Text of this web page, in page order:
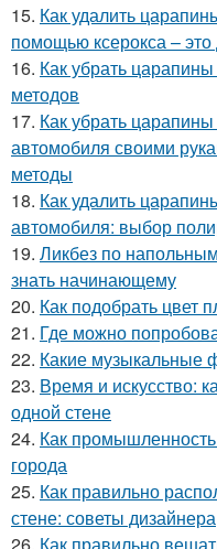
15. Как удалить
помощью ксерокса – это
16. Как убрать
методов
17. Как убрать
автомобиля своими
методы
18. Как удалить
автомобиля: выбор
19. Ликбез по
знать начинающему
20. Как подобрать цвет
21. Где можно
22. Какие музыкальные
23. Время и искусство:
одной стене
24. Как
города
25. Как правильно
стене: советы дизайнера